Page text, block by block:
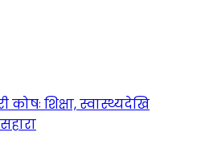
शिक्षा, स्वास्थ्यदेखि